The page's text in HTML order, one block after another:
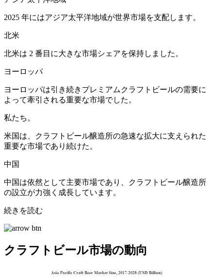
2025 年にはアジア太平洋地域が世界市場を支配します。
北米
北米は 2 番目に大きな市場シェアを保持しました。
ヨーロッパ
ヨーロッパは引き続きプレミアムクラフトビールの需要に
よって牽引される重要な市場でした。
私たち。
米国は、クラフトビール醸造所の急速な拡大に支えられた
重要な市場であり続けた。
中国
中国は依然として主要市場であり、クラフトビール醸造所
の設立が力強く成長しています。
続きを読む
クラフトビール市場の動向